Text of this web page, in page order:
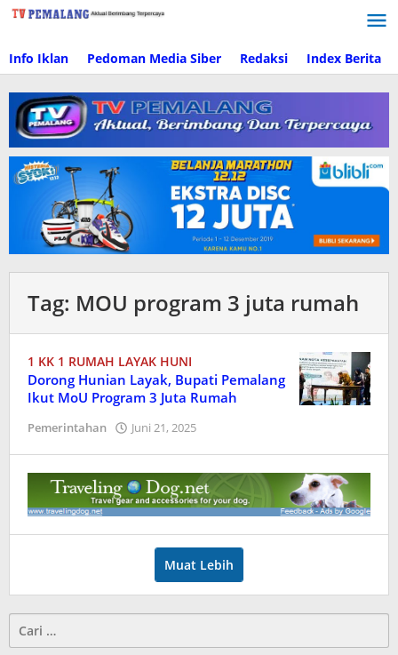
Lewati
Info Iklan Pedoman Media Siber Redaksi Index Berita
Tag: MOU program 3 juta rumah
1 KK 1 RUMAH LAYAK HUNI
Dorong Hunian Layak, Bupati Pemalang
Ikut MoU Program 3 Juta Rumah
Pemerintahan Juni 21, 2025
Muat Lebih
Cari